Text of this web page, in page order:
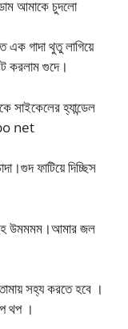
আমাকে চুদলো
এক গাদা থুতু লাগিয়ে
করলাম গুদে।
সাইকেলের হ্যান্ডেল
net
ফাটিয়ে দিচ্ছিস
উমমমম।আমার জল
সহ্য করতে হবে ।
থপ ।